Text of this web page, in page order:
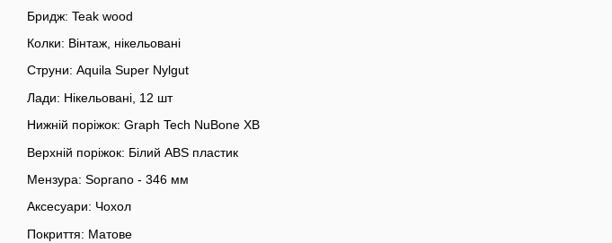
Бридж: Teak wood
Колки: Вінтаж, нікельовані
Струни: Aquila Super Nylgut
Лади: Нікельовані, 12 шт
Нижній поріжок: Graph Tech NuBone XB
Верхній поріжок: Білий ABS пластик
Мензура: Soprano - 346 мм
Аксесуари: Чохол
Покриття: Матове